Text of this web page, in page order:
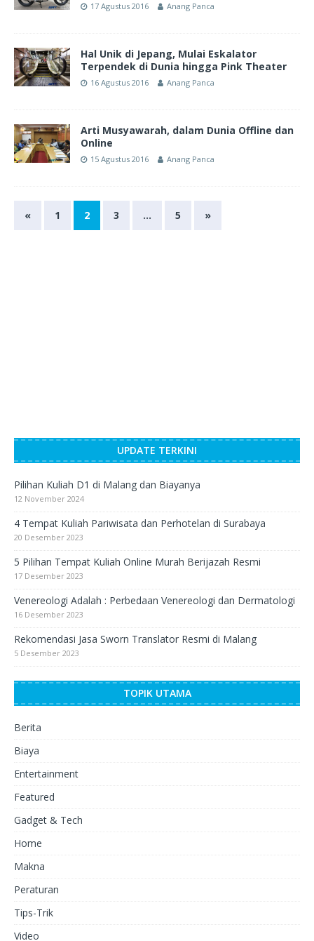
17 Agustus 2016 Anang Panca
Hal Unik di Jepang, Mulai Eskalator
Terpendek di Dunia hingga Pink Theater
16 Agustus 2016 Anang Panca
Arti Musyawarah, dalam Dunia Offline dan
Online
15 Agustus 2016 Anang Panca
« 1 2 3 … 5 »
UPDATE TERKINI
Pilihan Kuliah D1 di Malang dan Biayanya
12 November 2024
4 Tempat Kuliah Pariwisata dan Perhotelan di Surabaya
20 Desember 2023
5 Pilihan Tempat Kuliah Online Murah Berijazah Resmi
17 Desember 2023
Venereologi Adalah : Perbedaan Venereologi dan Dermatologi
16 Desember 2023
Rekomendasi Jasa Sworn Translator Resmi di Malang
5 Desember 2023
TOPIK UTAMA
Berita
Biaya
Entertainment
Featured
Gadget & Tech
Home
Makna
Peraturan
Tips-Trik
Video